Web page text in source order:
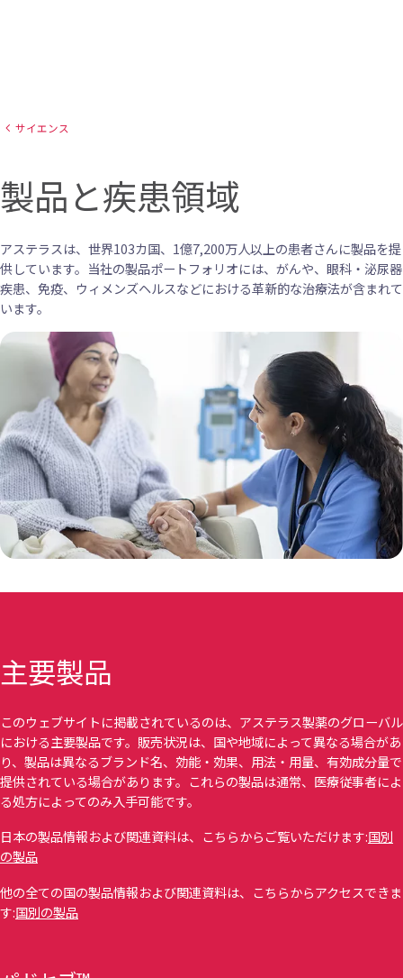
サイエンス
製品と疾患領域
アステラスは、世界103カ国、1億7,200万人以上の患者さんに製品を提
供しています。当社の製品ポートフォリオには、がんや、眼科・泌尿器
疾患、免疫、ウィメンズヘルスなどにおける革新的な治療法が含まれて
います。
主要製品
このウェブサイトに掲載されているのは、アステラス製薬のグローバル
における主要製品です。販売状況は、国や地域によって異なる場合があ
り、製品は異なるブランド名、効能・効果、用法・用量、有効成分量で
提供されている場合があります。これらの製品は通常、医療従事者によ
る処方によってのみ入手可能です。
日本の製品情報および関連資料は、こちらからご覧いただけます:国別
の製品
他の全ての国の製品情報および関連資料は、こちらからアクセスできま
す:国別の製品